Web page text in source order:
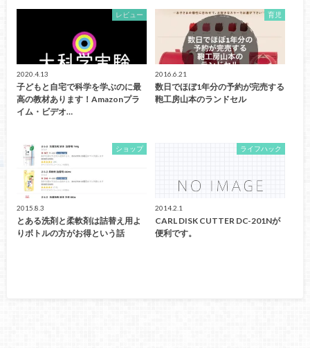
レビュー
2020.4.13
子どもと自宅で科学を学ぶのに最
高の教材あります！Amazonプラ
イム・ビデオ…
育児
2016.6.21
数日でほぼ1年分の予約が完売する
鞄工房山本のランドセル
ショップ
2015.8.3
とある洗剤と柔軟剤は詰替え用よ
りボトルの方がお得という話
ライフハック
2014.2.1
CARL DISK CUTTER DC-201Nが
便利です。